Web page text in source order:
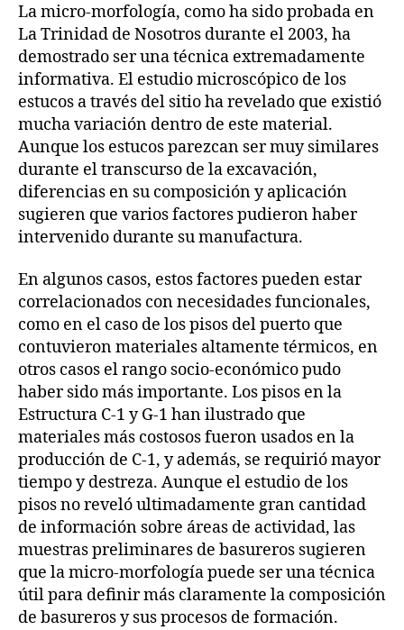
La micro-morfología, como ha sido probada en
La Trinidad de Nosotros durante el 2003, ha
demostrado ser una técnica extremadamente
informativa. El estudio microscópico de los
estucos a través del sitio ha revelado que existió
mucha variación dentro de este material.
Aunque los estucos parezcan ser muy similares
durante el transcurso de la excavación,
diferencias en su composición y aplicación
sugieren que varios factores pudieron haber
intervenido durante su manufactura.
En algunos casos, estos factores pueden estar
correlacionados con necesidades funcionales,
como en el caso de los pisos del puerto que
contuvieron materiales altamente térmicos, en
otros casos el rango socio-económico pudo
haber sido más importante. Los pisos en la
Estructura C-1 y G-1 han ilustrado que
materiales más costosos fueron usados en la
producción de C-1, y además, se requirió mayor
tiempo y destreza. Aunque el estudio de los
pisos no reveló ultimadamente gran cantidad
de información sobre áreas de actividad, las
muestras preliminares de basureros sugieren
que la micro-morfología puede ser una técnica
útil para definir más claramente la composición
de basureros y sus procesos de formación.